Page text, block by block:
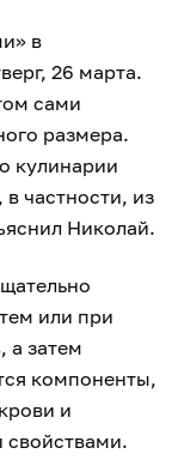
в
26 марта.
сами
размера.
кулинарии
частности, из
Николай.
или при
а затем
компоненты,
и
свойствами.